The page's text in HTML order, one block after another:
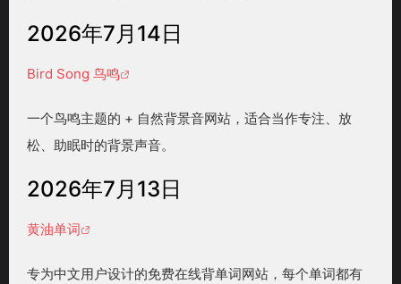
2026年7月14日
Bird Song 鸟鸣
一个鸟鸣主题的 + 自然背景音网站，适合当作专注、放
松、助眠时的背景声音。
2026年7月13日
黄油单词
专为中文用户设计的免费在线背单词网站，每个单词都有